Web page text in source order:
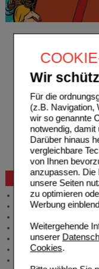
Wir
Für die
(z.B. Navigation,
wir so genannte
notwendig, damit
Darüber hinaus
vergleichbare
von Ihnen
anzupassen. Die
unsere Seiten
zu optimieren
Werbung
Weitergehende
unserer
Cookies.
Beratung und Service
Allgemeine Information
Produktberatung
Zuzahlungsfreie Arzneien
Angebote & Downloads
Newsletter